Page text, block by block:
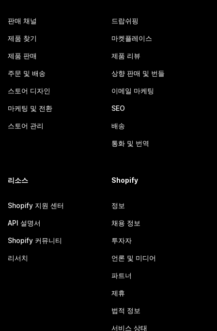
판매 채널
제품 찾기
제품 판매
주문 및 배송
스토어 디자인
마케팅 및 전환
스토어 관리
드랍쉬핑
마켓플레이스
제품 리뷰
상향 판매 및 번들
이메일 마케팅
SEO
배송
통화 및 번역
리소스
Shopify 지원 센터
API 설명서
Shopify 커뮤니티
리서치
Shopify
정보
채용 정보
투자자
언론 및 미디어
파트너
제휴
법적 정보
서비스 상태